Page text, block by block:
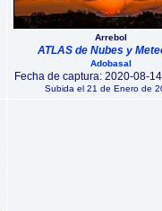
Arrebol
ATLAS de Nubes y
Adobasal
Fecha de captura: 2020-08-
Subida el 21 de Enero de